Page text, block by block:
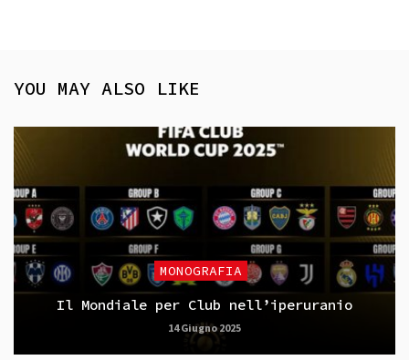
YOU MAY ALSO LIKE
MONOGRAFIA
Il Mondiale per Club nell’iperuranio
14 Giugno 2025